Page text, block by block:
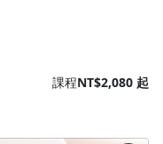
課程NT$2,080 起